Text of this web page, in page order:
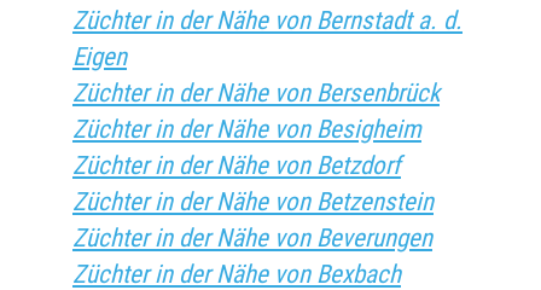
Züchter in der Nähe von Bernstadt a. d.
Eigen
Züchter in der Nähe von Bersenbrück
Züchter in der Nähe von Besigheim
Züchter in der Nähe von Betzdorf
Züchter in der Nähe von Betzenstein
Züchter in der Nähe von Beverungen
Züchter in der Nähe von Bexbach